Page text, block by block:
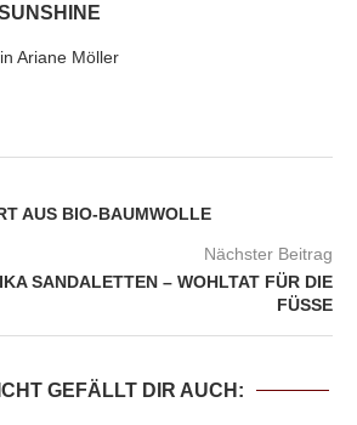
Ariane Möller
AUS BIO-BAUMWOLLE
Nächster Beitrag
SANDALETTEN – WOHLTAT FÜR DIE F
ÜSSE
GEFÄLLT DIR AUCH: